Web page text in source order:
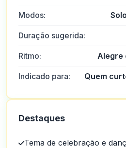
Modos:
Duração sugerida:
Ritmo: Alegre
Indicado para: Quem
Destaques
Tema de celebração e